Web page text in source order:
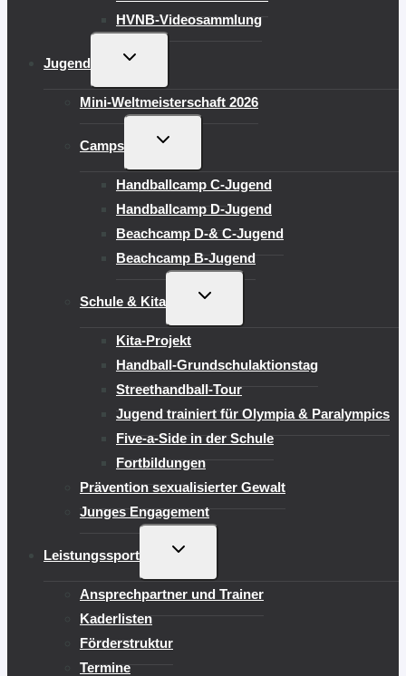
HVNB-Videosammlung
Jugend
UNTERMENÜ
Mini-Weltmeisterschaft 2026
Camps
UNTERMENÜ
Handballcamp C-Jugend
Handballcamp D-Jugend
Beachcamp D-& C-Jugend
Beachcamp B-Jugend
Schule & Kita
UNTERMENÜ
Kita-Projekt
Handball-Grundschulaktionstag
Streethandball-Tour
Jugend trainiert für Olympia & Paralympics
Five-a-Side in der Schule
Fortbildungen
Prävention sexualisierter Gewalt
Junges Engagement
Leistungssport
UNTERMENÜ
Ansprechpartner und Trainer
Kaderlisten
Förderstruktur
Termine